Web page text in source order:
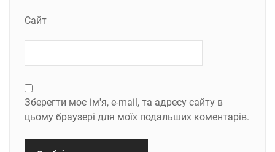
Сайт
Зберегти моє ім'я, e-mail, та адресу сайту в
цьому браузері для моїх подальших коментарів.